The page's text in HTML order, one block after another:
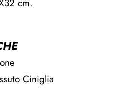
cm.
Ciniglia